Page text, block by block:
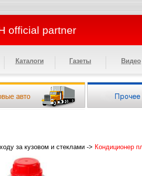
official partner
Каталоги Газеты Видео
за кузовом и стеклами -> Кондиционер